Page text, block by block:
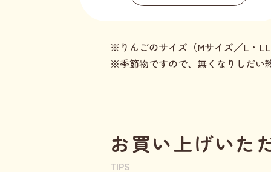
りんごのサイズ（Mサイズ／L・
季節物ですので、無くなりしだい
お買い上げいた
TIPS